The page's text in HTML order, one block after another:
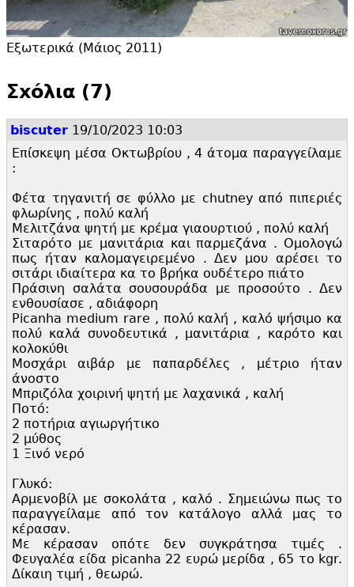
Εξωτερικά (Μάιος 2011)
Σxόλια (7)
biscuter 19/10/2023 10:03
Επίσκεψη μέσα Οκτωβρίου , 4 άτομα παραγγείλαμε
:
Φέτα τηγανιτή σε φύλλο με chutney από πιπεριές
φλωρίνης , πολύ καλή
Μελιτζάνα ψητή με κρέμα γιαουρτιού , πολύ καλή
Σιταρότο με μανιτάρια και παρμεζάνα . Ομολογώ
πως ήταν καλομαγειρεμένο . Δεν μου αρέσει το
σιτάρι ιδιαίτερα κα το βρήκα ουδέτερο πιάτο
Πράσινη σαλάτα σουσουράδα με προσούτο . Δεν
ενθουσίασε , αδιάφορη
Picanha medium rare , πολύ καλή , καλό ψήσιμο κα
πολύ καλά συνοδευτικά , μανιτάρια , καρότο και
κολοκύθι
Μοσχάρι αιβάρ με παπαρδέλες , μέτριο ήταν
άνοστο
Μπριζόλα χοιρινή ψητή με λαχανικά , καλή
Ποτό:
2 ποτήρια αγιωργήτικο
2 μύθος
1 Ξινό νερό
Γλυκό:
Αρμενοβίλ με σοκολάτα , καλό . Σημειώνω πως το
παραγγείλαμε από τον κατάλογο αλλά μας το
κέρασαν.
Με κέρασαν οπότε δεν συγκράτησα τιμές .
Φευγαλέα είδα picanha 22 ευρώ μερίδα , 65 το kgr.
Δίκαιη τιμή , θεωρώ.